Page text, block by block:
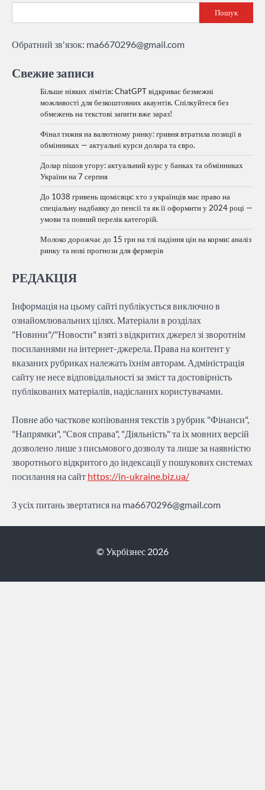
Пошук
Обратний зв'язок: ma6670296@gmail.com
Свежие записи
Більше ніяких лімітів: ChatGPT відкриває безмежні
можливості для безкоштовних акаунтів. Спілкуйтеся без
обмежень на текстові запити вже зараз!
Фінал тижня на валютному ринку: гривня втратила позиції в
обмінниках — актуальні курси долара та євро.
Долар пішов угору: актуальний курс у банках та обмінниках
України на 7 серпня
До 1038 гривень щомісяця: хто з українців має право на
спеціальну надбавку до пенсії та як її оформити у 2024 році —
умови та повний перелік категорій.
Молоко дорожчає до 15 грн на тлі падіння цін на корми: аналіз
ринку та нові прогнози для фермерів
РЕДАКЦІЯ
Інформація на цьому сайті публікується виключно в
ознайомлювальних цілях. Матеріали в розділах
"Новини"/"Новости" взяті з відкритих джерел зі зворотнім
посиланнями на інтернет-джерела. Права на контент у
вказаних рубриках належать їхнім авторам. Адміністрація
сайту не несе відповідальності за зміст та достовірність
публікованих матеріалів, надісланих користувачами.
Повне або часткове копіювання текстів з рубрик "Фінанси",
"Напрямки", "Своя справа", "Діяльність" та іх мовних версій
дозволено лише з письмового дозволу та лише за наявністю
зворотнього відкритого до індексації у пошукових системах
посилання на сайт https://in-ukraine.biz.ua/
З усіх питань звертатися на ma6670296@gmail.com
© Укрбізнес 2026